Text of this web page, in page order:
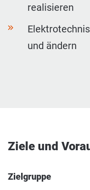
realisieren
und ändern
Ziele und
Zielgruppe